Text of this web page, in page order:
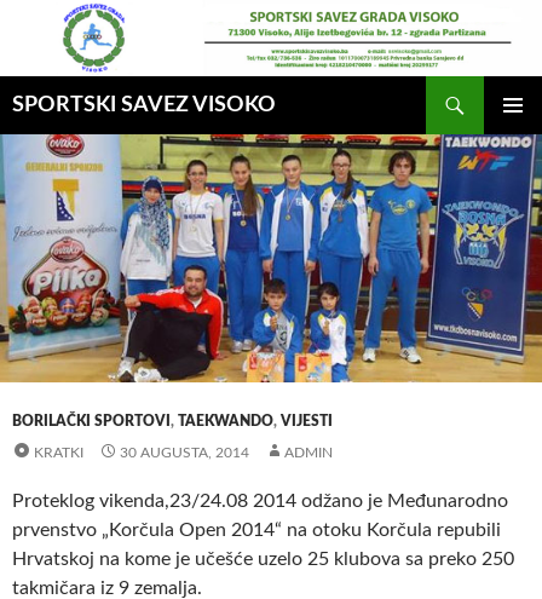
SPORTSKI SAVEZ VISOKO
GLAVNI
MENI
BORILAČKI SPORTOVI , TAEKWANDO, VIJESTI
KRATKI 30 AUGUSTA, 2014 ADMIN
Proteklog vikenda,23/24.08 2014 odžano je Međunarodno
prvenstvo „Korčula Open 2014“ na otoku Korčula repubili
Hrvatskoj na kome je učešće uzelo 25 klubova sa preko 250
takmičara iz 9 zemalja.